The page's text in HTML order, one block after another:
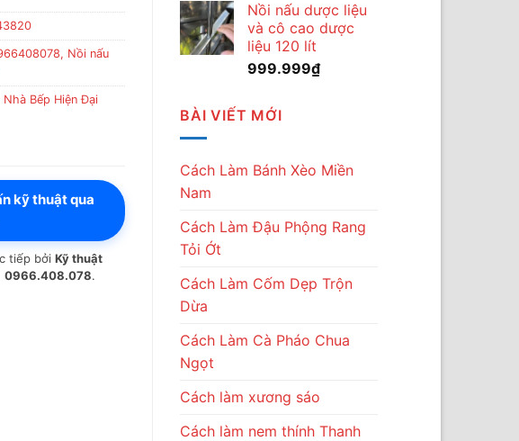
, Nồi nấu
Nhà Bếp Hiện Đại
kỹ thuật qua
tiếp bởi Kỹ thuật
0966.408.078.
Nồi nấu dược liệu
và cô cao dược
liệu 120 lít
999.999₫
BÀI VIẾT MỚI
Cách Làm Bánh Xèo Miền
Nam
Cách Làm Đậu Phộng Rang
Tỏi Ớt
Cách Làm Cốm Dẹp Trộn
Dừa
Cách Làm Cà Pháo Chua
Ngọt
Cách làm xương sáo
Cách làm nem thính Thanh